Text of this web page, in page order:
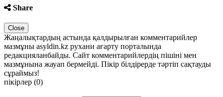
Share
Close
Жаңалықтардың астында қалдырылған комментарийлер
мазмұны asyldin.kz рухани ағарту порталында
редакцияланбайды. Сайт комментарийлердің пішіні мен
мазмұнына жауап бермейді. Пікір білдірерде тәртіп сақтауды
сұраймыз!
пікірлер (0)